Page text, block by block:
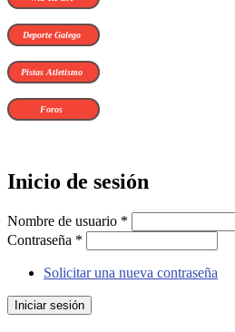
Deporte Galego
Pistas Atletismo
Foros
Inicio de sesión
Nombre de usuario *
Contraseña *
Solicitar una nueva contraseña